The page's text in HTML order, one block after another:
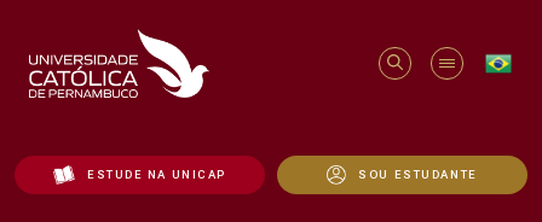
ESTUDE NA UNICAP SOU ESTUDANTE